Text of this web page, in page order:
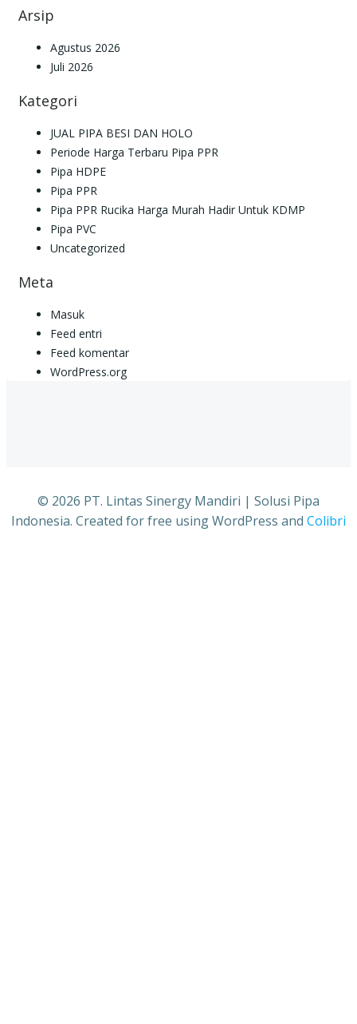
Arsip
Agustus 2026
Juli 2026
Kategori
JUAL PIPA BESI DAN HOLO
Periode Harga Terbaru Pipa PPR
Pipa HDPE
Pipa PPR
Pipa PPR Rucika Harga Murah Hadir Untuk KDMP
Pipa PVC
Uncategorized
Meta
Masuk
Feed entri
Feed komentar
WordPress.org
© 2026 PT. Lintas Sinergy Mandiri | Solusi Pipa
Indonesia. Created for free using WordPress and Colibri